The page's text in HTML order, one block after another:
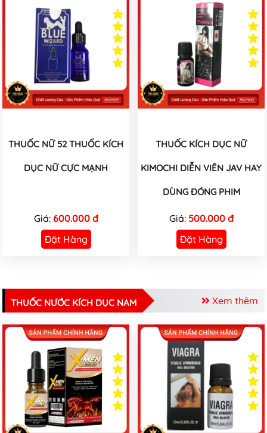
THUỐC NỮ 52 THUỐC KÍCH
DỤC NỮ CỰC MẠNH
Giá: 600.000 đ
Đặt Hàng
THUỐC KÍCH DỤC NỮ
KIMOCHI DIỄN VIÊN JAV HAY
DÙNG ĐÓNG PHIM
Giá: 500.000 đ
Đặt Hàng
Xem thêm
THUỐC NƯỚC KÍCH DỤC NAM